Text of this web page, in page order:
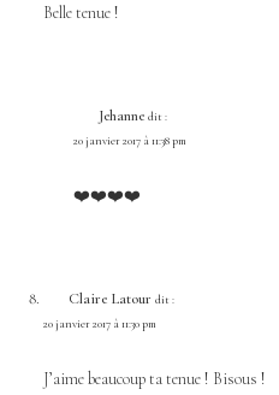
Belle tenue !
Jehanne dit :
20 janvier 2017 à 11:38 pm
❤️❤️❤️❤️
Claire Latour dit :
20 janvier 2017 à 11:30 pm
J’aime beaucoup ta tenue ! Bisous !